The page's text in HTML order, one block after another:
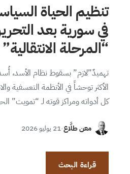
تنظيم الحياة
في سورية بعد
“المرحلة
تهميدٌ”لازم” بسقوط نظام الأسد،
الأكثر توحشاً في الأنظمة التعسفية
كل أدواته ومراكز قوته لـ “تمويت”
معن طلَّاع·21 يوليو 2026
قراءة البحث